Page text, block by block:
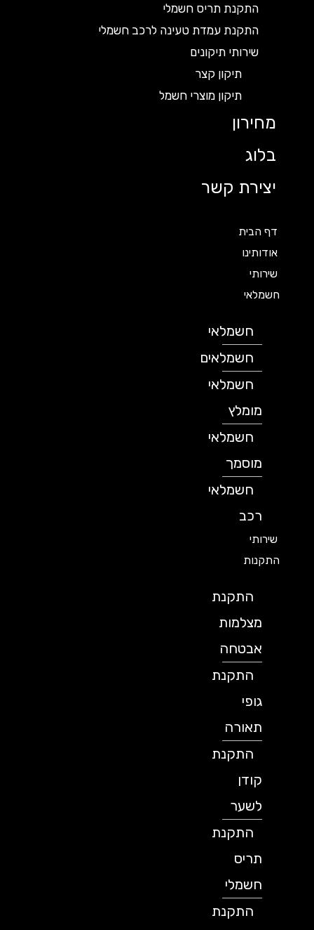
התקנת תריס חשמלי
התקנת עמדת טעינה לרכב חשמלי
שירותי תיקונים
תיקון קצר
תיקון מוצרי חשמל
מחירון
בלוג
יצירת קשר
דף הבית
אודותינו
שירותי
חשמלאי
חשמלאי
חשמלאים
חשמלאי
מומלץ
חשמלאי
מוסמך
חשמלאי
שירותי
התקנות
התקנת
מצלמות
אבטחה
התקנת
תאורה
התקנת
לשער
התקנת
תריס
חשמלי
התקנת